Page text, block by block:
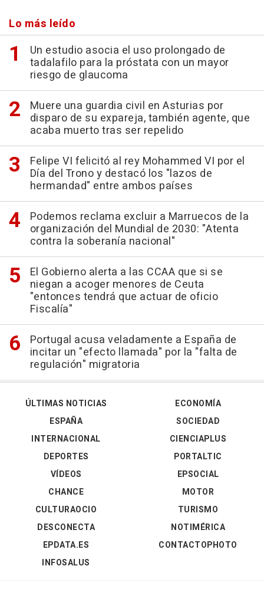
Lo más leído
Un estudio asocia el uso prolongado de
tadalafilo para la próstata con un mayor
riesgo de glaucoma
Muere una guardia civil en Asturias por
disparo de su expareja, también agente, que
acaba muerto tras ser repelido
Felipe VI felicitó al rey Mohammed VI por el
Día del Trono y destacó los "lazos de
hermandad" entre ambos países
Podemos reclama excluir a Marruecos de la
organización del Mundial de 2030: "Atenta
contra la soberanía nacional"
El Gobierno alerta a las CCAA que si se
niegan a acoger menores de Ceuta
"entonces tendrá que actuar de oficio
Fiscalía"
Portugal acusa veladamente a España de
incitar un "efecto llamada" por la "falta de
regulación" migratoria
ÚLTIMAS NOTICIAS
ESPAÑA
INTERNACIONAL
DEPORTES
VÍDEOS
ECONOMÍA
SOCIEDAD
CIENCIAPLUS
PORTALTIC
EPSOCIAL
CHANCE
CULTURAOCIO
DESCONECTA
EPDATA.ES
INFOSALUS
MOTOR
TURISMO
NOTIMÉRICA
CONTACTOPHOTO